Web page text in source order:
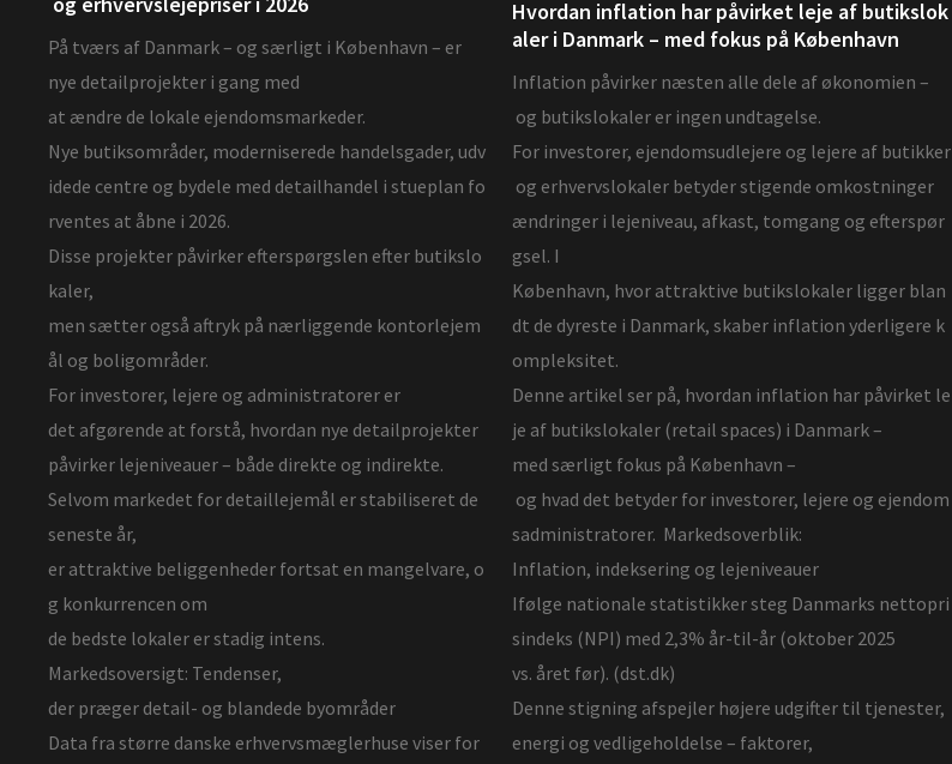
På tværs af Danmark – og særligt i København – er
nye detailprojekter i gang med
at ændre de lokale ejendomsmarkeder.
Nye butiksområder, moderniserede handelsgader, udv
idede centre og bydele med detailhandel i stueplan fo
rventes at åbne i 2026.
Disse projekter påvirker efterspørgslen efter butikslo
kaler,
men sætter også aftryk på nærliggende kontorlejem
ål og boligområder.
For investorer, lejere og administratorer er
det afgørende at forstå, hvordan nye detailprojekter
påvirker lejeniveauer – både direkte og indirekte.
Selvom markedet for detaillejemål er stabiliseret de
seneste år,
er attraktive beliggenheder fortsat en mangelvare, o
g konkurrencen om
de bedste lokaler er stadig intens.
Markedsoversigt: Tendenser,
der præger detail- og blandede byområder
Data fra større danske erhvervsmæglerhuse viser for
Hvordan inflation har påvirket leje af butikslok
aler i Danmark – med fokus på København
Inflation påvirker næsten alle dele af økonomien –
og butikslokaler er ingen undtagelse.
For investorer, ejendomsudlejere og lejere af butikker
og erhvervslokaler betyder stigende omkostninger
ændringer i lejeniveau, afkast, tomgang og efterspør
gsel. I
København, hvor attraktive butikslokaler ligger blan
dt de dyreste i Danmark, skaber inflation yderligere k
ompleksitet.
Denne artikel ser på, hvordan inflation har påvirket le
je af butikslokaler (retail spaces) i Danmark –
med særligt fokus på København –
og hvad det betyder for investorer, lejere og ejendom
sadministratorer. Markedsoverblik:
Inflation, indeksering og lejeniveauer
Ifølge nationale statistikker steg Danmarks nettopri
sindeks (NPI) med 2,3% år-til-år (oktober 2025
vs. året før). (dst.dk)
Denne stigning afspejler højere udgifter til tjenester,
energi og vedligeholdelse – faktorer,